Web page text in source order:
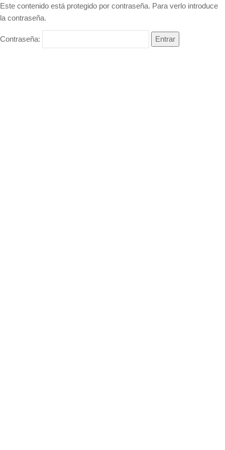
Este contenido está protegido por contraseña. Para verlo introduce
la contraseña.
Contraseña: